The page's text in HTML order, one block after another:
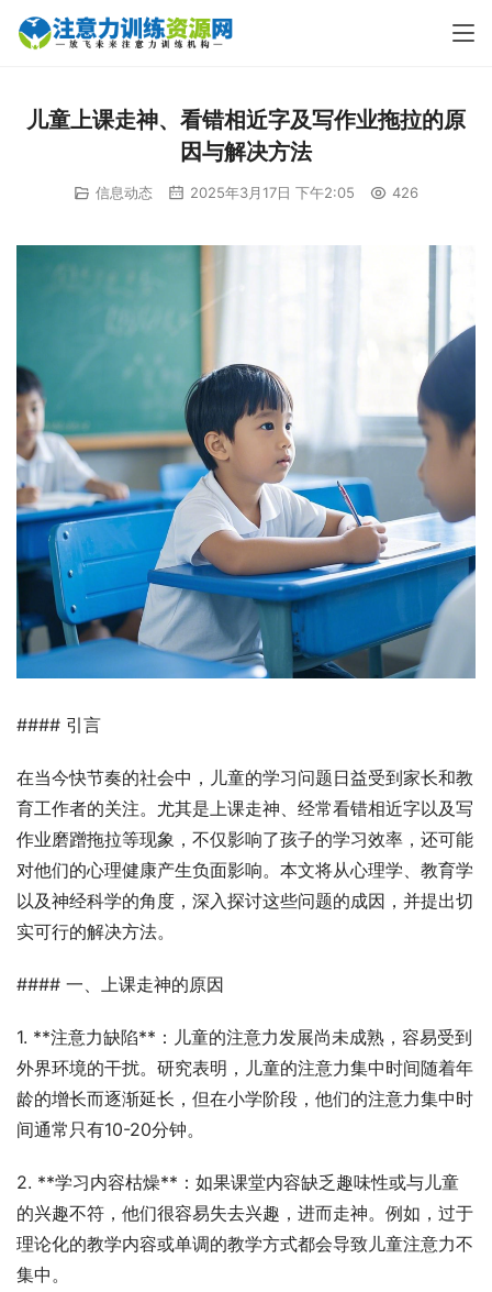
儿童上课走神、看错相近字及写作业拖拉的原
因与解决方法
信息动态 2025年3月17日 下午2:05 426
#### 引言
在当今快节奏的社会中，儿童的学习问题日益受到家长和教
育工作者的关注。尤其是上课走神、经常看错相近字以及写
作业磨蹭拖拉等现象，不仅影响了孩子的学习效率，还可能
对他们的心理健康产生负面影响。本文将从心理学、教育学
以及神经科学的角度，深入探讨这些问题的成因，并提出切
实可行的解决方法。
#### 一、上课走神的原因
1. **注意力缺陷**：儿童的注意力发展尚未成熟，容易受到
外界环境的干扰。研究表明，儿童的注意力集中时间随着年
龄的增长而逐渐延长，但在小学阶段，他们的注意力集中时
间通常只有10-20分钟。
2. **学习内容枯燥**：如果课堂内容缺乏趣味性或与儿童
的兴趣不符，他们很容易失去兴趣，进而走神。例如，过于
理论化的教学内容或单调的教学方式都会导致儿童注意力不
集中。